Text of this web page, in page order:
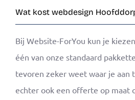
Wat kost webdesign
Bij Website-ForYou kun je
één van onze standaard
tevoren zeker weet waar je aan
echter ook een offerte op maat